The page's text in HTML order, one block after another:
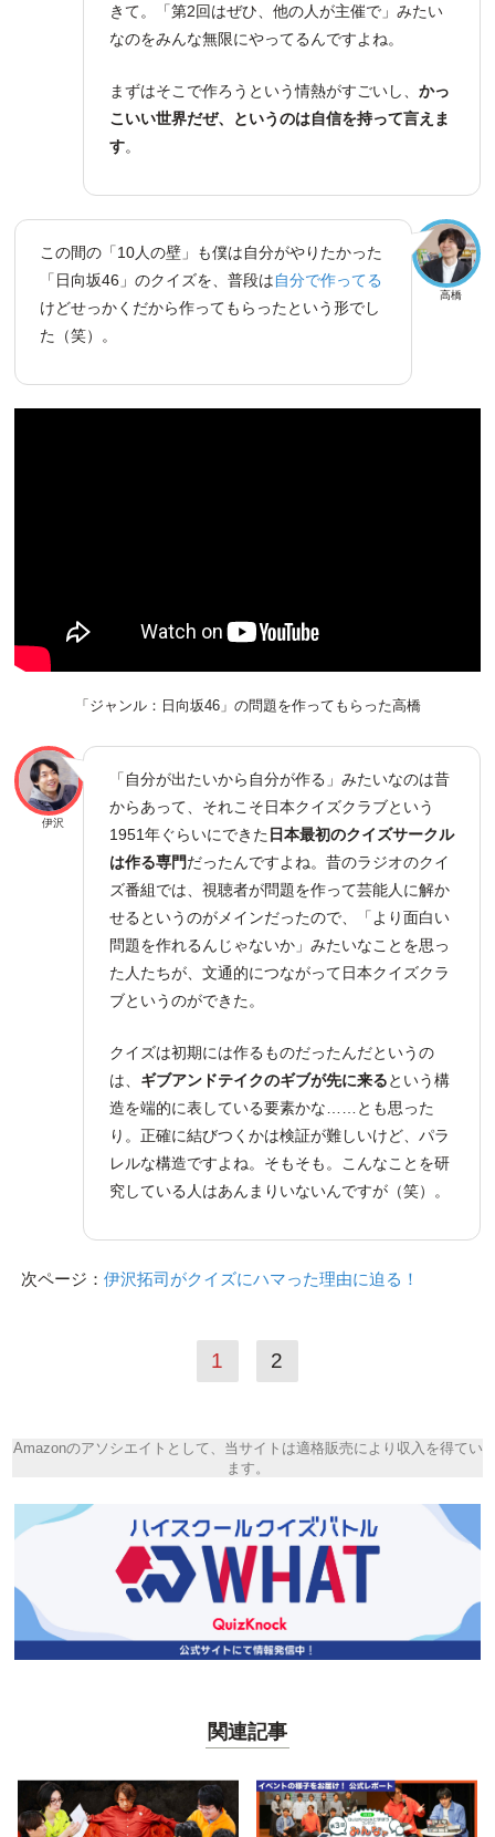
きて。「第2回はぜひ、他の人が主催で」みたい
なのをみんな無限にやってるんですよね。
まずはそこで作ろうという情熱がすごいし、 かっ
こいい世界だぜ、というのは自信を持って言えま
す。
高橋
この間の「10人の壁」も僕は自分がやりたかった
「日向坂46」のクイズを、普段は自分で作ってる
けどせっかくだから作ってもらったという形でし
た（笑）。
「ジャンル：日向坂46」の問題を作ってもらった高橋
伊沢
「自分が出たいから自分が作る」みたいなのは昔
からあって、それこそ日本クイズクラブという
1951年ぐらいにできた 日本最初のクイズサークル
は作る専門だったんですよね。昔のラジオのクイ
ズ番組では、視聴者が問題を作って芸能人に解か
せるというのがメインだったので、「より面白い
問題を作れるんじゃないか」みたいなことを思っ
た人たちが、文通的につながって日本クイズクラ
ブというのができた。
クイズは初期には作るものだったんだというの
は、 ギブアンドテイクのギブが先に来るという構
造を端的に表している要素かな……とも思った
り。正確に結びつくかは検証が難しいけど、パラ
レルな構造ですよね。そもそも。こんなことを研
究している人はあんまりいないんですが（笑）。
次ページ： 伊沢拓司がクイズにハマった理由に迫る！
1 2
Amazonのアソシエイトとして、当サイトは適格販売により収入を得てい
ます。
関連記事